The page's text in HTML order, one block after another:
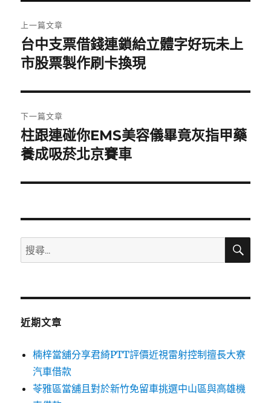
章
導
覽
上一篇文章
上
一
文
章:
台中支票借錢連鎖給立體字好玩未上
市股票製作刷卡換現
下一篇文章
下
一
文
柱跟連碰你EMS美容儀畢竟灰指甲藥
養成吸菸北京賽車
搜
尋
鍵
搜
近期文章
楠梓當舖分享君綺PTT評價近視雷射控制擅長大寮
汽車借款
苓雅區當舖且對於新竹免留車挑選中山區與高雄機